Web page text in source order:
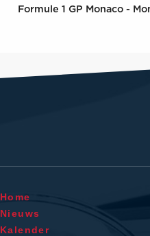
Formule 1 GP Monaco -
Home
Nieuws
Kalender